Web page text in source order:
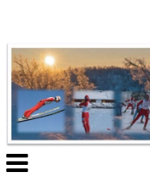
Veksle
navigasjon